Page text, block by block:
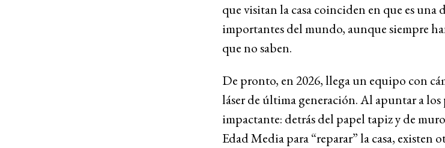
que visitan la casa coinciden en que es una
importantes del mundo, aunque siempre
que no saben.
De pronto, en 2026, llega un equipo con
láser de última generación. Al apuntar a
impactante: detrás del papel tapiz y de
Edad Media para “reparar” la casa, existen